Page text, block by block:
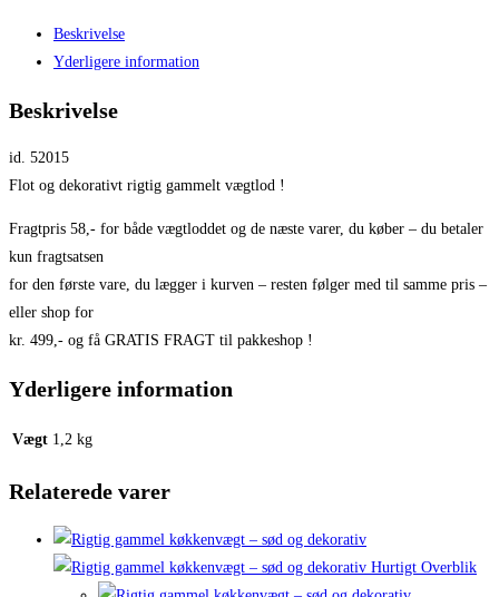
Beskrivelse
Yderligere information
Beskrivelse
id. 52015
Flot og dekorativt rigtig gammelt vægtlod !
Fragtpris 58,- for både vægtloddet og de næste varer, du køber – du betaler
kun fragtsatsen
for den første vare, du lægger i kurven – resten følger med til samme pris –
eller shop for
kr. 499,- og få GRATIS FRAGT til pakkeshop !
Yderligere information
Vægt 1,2 kg
Relaterede varer
Hurtigt Overblik